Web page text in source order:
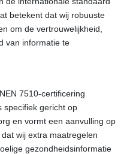
betekent dat wij robuuste
om de vertrouwelijkheid,
van informatie te
7510-certificering
specifiek gericht op
en vormt een aanvulling op
wij extra maatregelen
gezondheidsinformatie